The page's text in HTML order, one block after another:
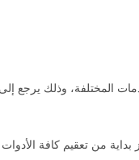
المختلفة، وذلك يرجع
من تعقيم كافة الأدوات